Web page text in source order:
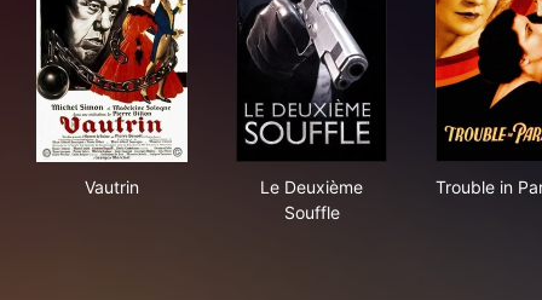
Vautrin
Le Deuxième
Souffle
Trouble in